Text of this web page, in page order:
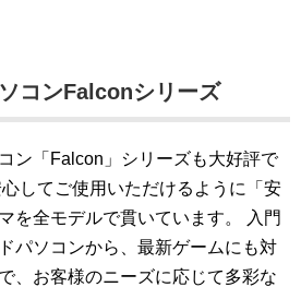
コンFalconシリーズ
ン「Falcon」シリーズも大好評で
してご使用いただけるように「安
を全モデルで貫いています。
入門
パソコンから、最新ゲームにも対
、お客様のニーズに応じて多彩な